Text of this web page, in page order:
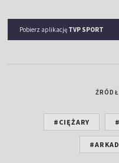
Pobierz aplikację TVP SPORT
#CIĘŻARY